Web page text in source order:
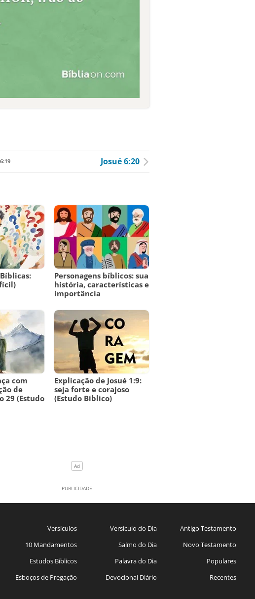
Josué 6:20
Personagens bíblicos: sua
história, características e
importância
com
de
29 (Estudo
Explicação de Josué 1:9:
seja forte e corajoso
(Estudo Bíblico)
Versículos
10 Mandamentos
Estudos Bíblicos
Esboços de Pregação
Versículo do Dia
Salmo do Dia
Palavra do Dia
Devocional Diário
Antigo Testamento
Novo Testamento
Populares
Recentes